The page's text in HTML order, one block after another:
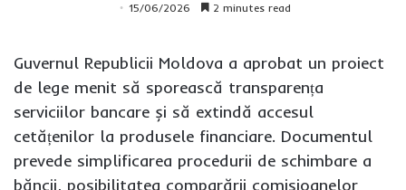
15/06/2026 2 minutes read
Guvernul Republicii Moldova a aprobat un proiect
de lege menit să sporească transparența
serviciilor bancare și să extindă accesul
cetățenilor la produsele financiare. Documentul
prevede simplificarea procedurii de schimbare a
băncii, posibilitatea comparării comisioanelor